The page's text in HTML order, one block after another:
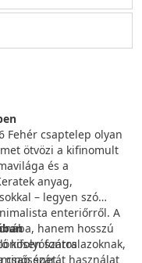
Fehér csaptelep olyan
ötvözi a kifinomult
és a
anyag,
– legyen szó
enteriőrről. A
hanem hosszú
fontos azoknak,
kifolyószárral
csap szárát használat